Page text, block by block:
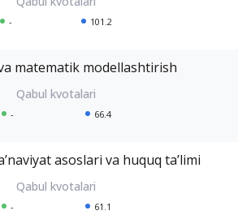
- 101.2
matematik modellashtirish
- 66.4
asoslari va huquq taʼlimi
- 61.1